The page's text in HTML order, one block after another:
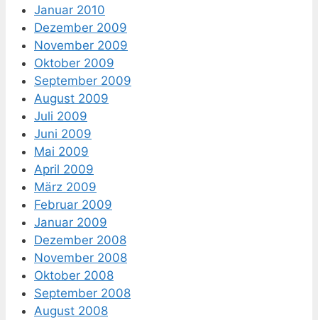
Januar 2010
Dezember 2009
November 2009
Oktober 2009
September 2009
August 2009
Juli 2009
Juni 2009
Mai 2009
April 2009
März 2009
Februar 2009
Januar 2009
Dezember 2008
November 2008
Oktober 2008
September 2008
August 2008